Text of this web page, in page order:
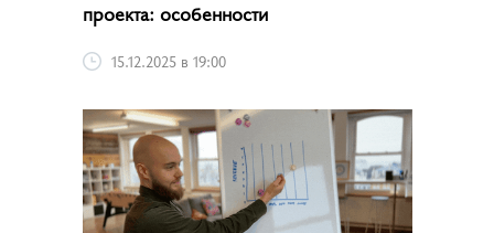
проекта: особенности
15.12.2025 в 19:00